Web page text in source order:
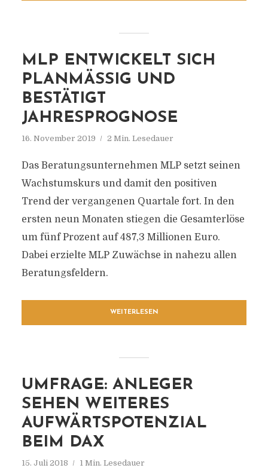
MLP ENTWICKELT SICH
PLANMÄSSIG UND B
ESTÄTIGT J
AHRESPROGNOSE
16. November 2019 2 Min. Lesedauer
Das Beratungsunternehmen MLP setzt seinen
Wachstumskurs und damit den positiven
Trend der vergangenen Quartale fort. In den
ersten neun Monaten stiegen die Gesamterlöse
um fünf Prozent auf 487,3 Millionen Euro.
Dabei erzielte MLP Zuwächse in nahezu allen
Beratungsfeldern.
WEITERLESEN
UMFRAGE: ANLEGER
SEHEN WEITERES
AUFWÄRTSPOTENZIAL
BEIM DAX
15. Juli 2018 1 Min. Lesedauer